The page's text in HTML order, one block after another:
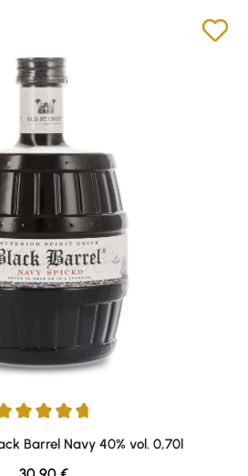
of 5 stars
Barrel Navy 40% vol. 0,70l
Regular price: